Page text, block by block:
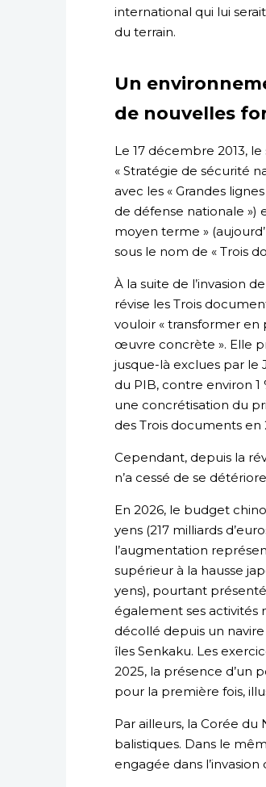
international qui lui
du terrain.
Un
de nouvelles
Le 17 décembre 2013,
« Stratégie de sécurité
avec les « Grandes
de défense nationale »)
moyen terme »
sous le nom de « Trois
À la suite de l’invasion
révise les Trois
vouloir « transformer en
œuvre concrète ». Elle
jusque-là exclues par le
du PIB, contre environ
une concrétisation du
des Trois documents en
Cependant, depuis la
n’a cessé de se
En 2026, le budget
yens (217 milliards
l’augmentation
supérieur à la hausse
yens), pourtant
également ses activités
décollé depuis un
îles Senkaku. Les
2025, la présence d’un
pour la première fois,
Par ailleurs, la Corée
balistiques. Dans le
engagée dans